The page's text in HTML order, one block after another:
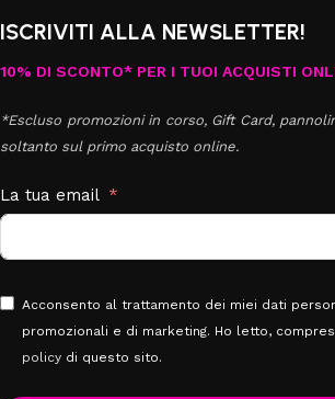
ISCRIVITI ALLA NEWSLETTER!
10% DI SCONTO* PER I TUOI ACQUISTI
*Escluso promozioni in corso, Gift Card,
soltanto sul primo acquisto online.
La tua email
Acconsento al trattamento dei miei dati
promozionali e di marketing. Ho letto,
policy di questo sito.